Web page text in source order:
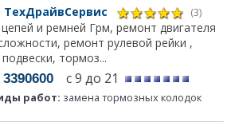
ТехДрайвСервис (3)
и ремней Грм, ремонт двигателя
ремонт рулевой рейки ,
тормоз...
3390600 с 9 до 21
работ: замена тормозных колодок